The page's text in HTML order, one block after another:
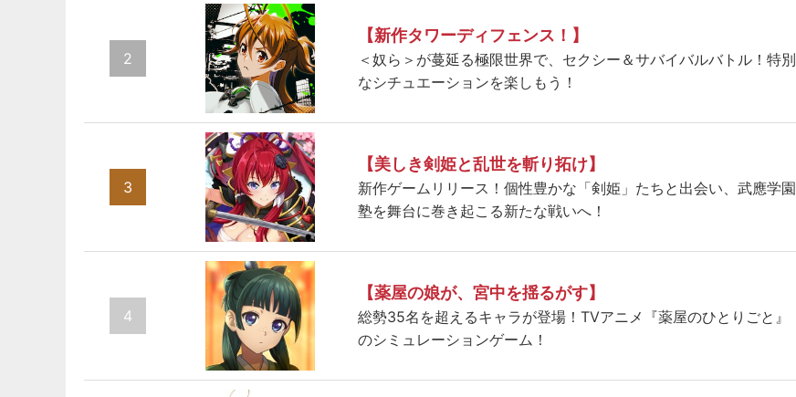
2
【新作タワーディフェンス！】
＜奴ら＞が蔓延る極限世界で、セクシー＆サバイバルバトル！特別
なシチュエーションを楽しもう！
3
【美しき剣姫と乱世を斬り拓け】
新作ゲームリリース！個性豊かな「剣姫」たちと出会い、武應学園
塾を舞台に巻き起こる新たな戦いへ！
4
【薬屋の娘が、宮中を揺るがす】
総勢35名を超えるキャラが登場！TVアニメ『薬屋のひとりごと』
のシミュレーションゲーム！